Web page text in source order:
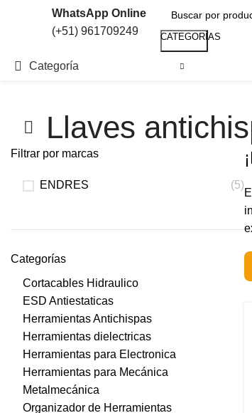
WhatsApp Online
(+51) 961709249
CATEGORÍAS
Search
Categoría
Llaves
Filtrar por marcas
ENDRES (5)
Categorías
Cortacables Hidraulico
ESD Antiestaticas
Herramientas Antichispas
Herramientas dielectricas
Herramientas para Electronica
Herramientas para Mecánica
Metalmecánica
Organizador de Herramientas